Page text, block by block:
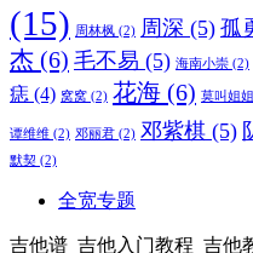
(15) 周林枫 (2) 周深 (5) 孤
杰 (6) 毛不易 (5) 海南小崇 (2)
痣 (4) 窝窝 (2) 花海 (6) 莫叫姐姐
谭维维 (2) 邓丽君 (2) 邓紫棋 (5)
默契 (2)
全宽专题
吉他谱_吉他入门教程_吉他